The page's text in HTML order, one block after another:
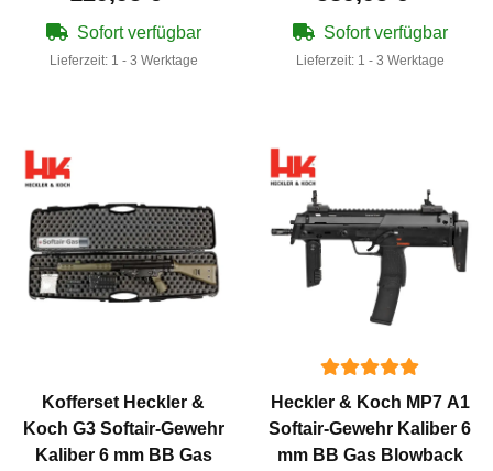
Sofort verfügbar
Lieferzeit: 1 - 3 Werktage
Sofort verfügbar
Lieferzeit: 1 - 3 Werktage
Kofferset Heckler &
Koch G3 Softair-Gewehr
Kaliber 6 mm BB Gas
Heckler & Koch MP7 A1
Softair-Gewehr Kaliber 6
mm BB Gas Blowback